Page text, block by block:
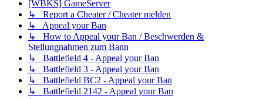
[WBKS] GameServer
↳ Report a Cheater / Cheater melden
↳ Appeal your Ban
↳ How to Appeal your Ban / Beschwerden &
Stellungnahmen zum Bann
↳ Battlefield 4 - Appeal your Ban
↳ Battlefield 3 - Appeal your Ban
↳ Battlefield BC2 - Appeal your Ban
↳ Battlefield 2142 - Appeal your Ban